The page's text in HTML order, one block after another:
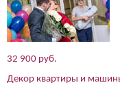
32 900 руб.
Декор квартиры и